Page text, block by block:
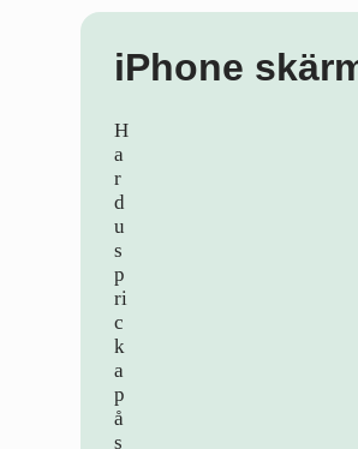
iPhone
H
a
r
d
u
s
p
ri
c
k
a
p
å
s